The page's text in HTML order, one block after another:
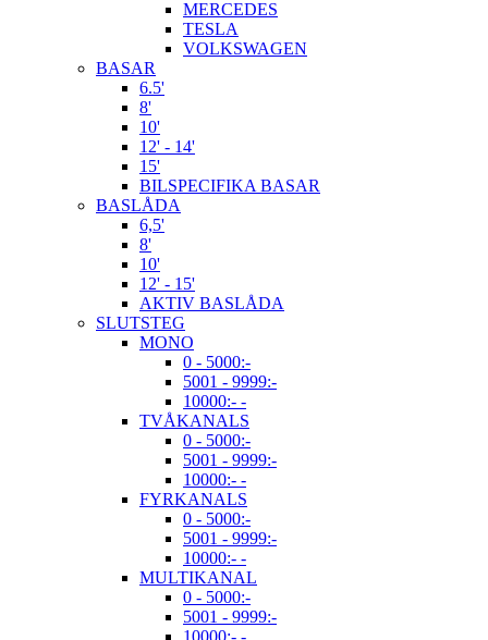
MERCEDES
TESLA
VOLKSWAGEN
BASAR
6.5'
8'
10'
12' - 14'
15'
BILSPECIFIKA BASAR
BASLÅDA
6,5'
8'
10'
12' - 15'
AKTIV BASLÅDA
SLUTSTEG
MONO
0 - 5000:-
5001 - 9999:-
10000:- -
TVÅKANALS
0 - 5000:-
5001 - 9999:-
10000:- -
FYRKANALS
0 - 5000:-
5001 - 9999:-
10000:- -
MULTIKANAL
0 - 5000:-
5001 - 9999:-
10000:- -